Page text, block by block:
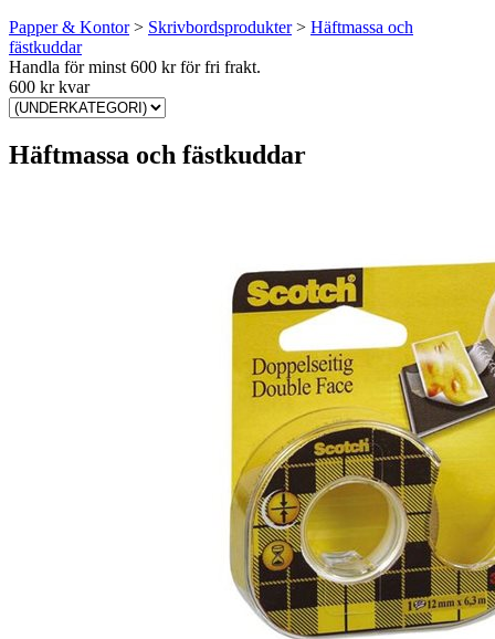
Papper & Kontor> Skrivbordsprodukter> Häftmassa och
fästkuddar
Handla för minst 600 kr för fri frakt.
600 kr kvar
Häftmassa och fästkuddar